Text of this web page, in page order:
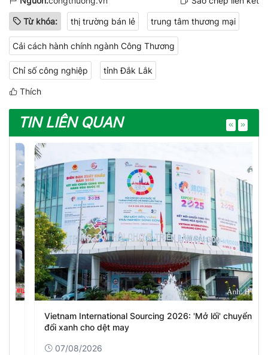
Từ khóa: thị trường bán lẻ trung tâm thương mại
Cải cách hành chính ngành Công Thương
Chỉ số công nghiệp tỉnh Đắk Lắk
Thích
TIN LIÊN QUAN
Vietnam International Sourcing 2026: 'Mở lối' chuyển
đổi xanh cho dệt may
07/08/2026